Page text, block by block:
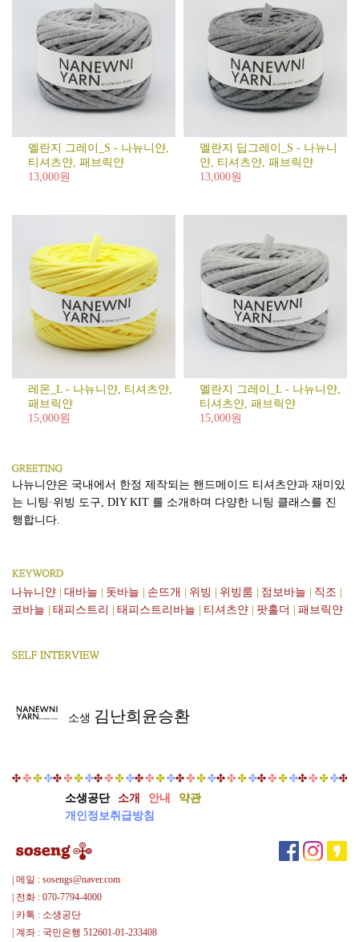
멜란지 그레이_S - 나뉴니얀,
티셔츠얀, 패브릭얀
13,000원
멜란지 딥그레이_S - 나뉴니
얀, 티셔츠얀, 패브릭얀
13,000원
레몬_L - 나뉴니얀, 티셔츠얀,
패브릭얀
15,000원
멜란지 그레이_L - 나뉴니얀,
티셔츠얀, 패브릭얀
15,000원
나뉴니얀은 국내에서 한정 제작되는 핸드메이드 티셔츠얀과 재미있
는 니팅·위빙 도구, DIY KIT 를 소개하며 다양한 니팅 클래스를 진
행합니다.
나뉴니얀 대바늘 돗바늘 손뜨개 위빙 위빙룸 점보바늘 직조
코바늘
태피스트리 태피스트리바늘 티셔츠얀 팟홀더 패브릭얀
소생 김난희윤승환
소생공단 소개 안내
약관
개인정보취급방침
| 메일 : sosengs@naver.com
| 전화 : 070-7794-4000
| 카톡 : 소생공단
| 계좌 : 국민은행 512601-01-233408